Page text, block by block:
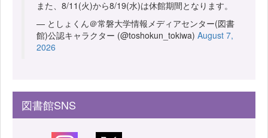
また、8/11(火)から8/19(水)は休館期間となります。
— としょくん＠常磐大学情報メディアセンター(図書
館)公認キャラクター (@toshokun_tokiwa) August 7,
2026
図書館SNS